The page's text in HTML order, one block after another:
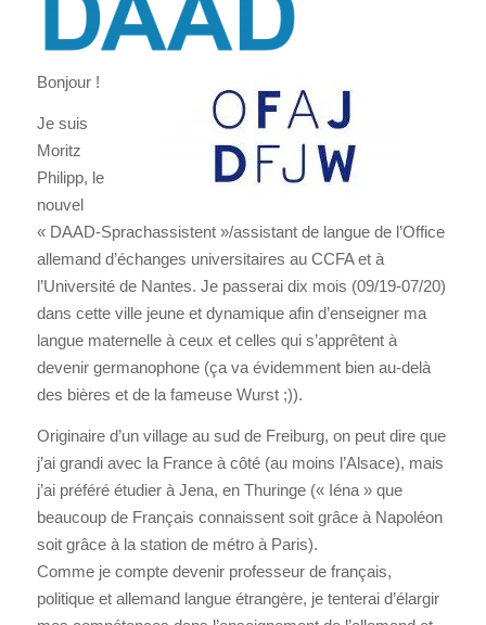
Bonjour !
Je suis
Moritz
Philipp, le
nouvel
« DAAD-Sprachassistent »/assistant de langue de l’Office
allemand d’échanges universitaires au CCFA et à
l’Université de Nantes. Je passerai dix mois (09/19-07/20)
dans cette ville jeune et dynamique afin d’enseigner ma
langue maternelle à ceux et celles qui s’apprêtent à
devenir germanophone (ça va évidemment bien au-delà
des bières et de la fameuse Wurst ;)).
Originaire d’un village au sud de Freiburg, on peut dire que
j’ai grandi avec la France à côté (au moins l’Alsace), mais
j’ai préféré étudier à Jena, en Thuringe (« Iéna » que
beaucoup de Français connaissent soit grâce à Napoléon
soit grâce à la station de métro à Paris).
Comme je compte devenir professeur de français,
politique et allemand langue étrangère, je tenterai d’élargir